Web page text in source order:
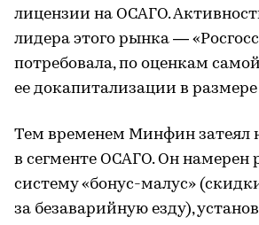
лицензии на ОСАГО.
лидера этого рынка —
потребовала, по оценкам
ее докапитализации в
Тем временем Минфин затеял
в сегменте ОСАГО. Он намерен
систему «бонус-малус»
за безаварийную езду),